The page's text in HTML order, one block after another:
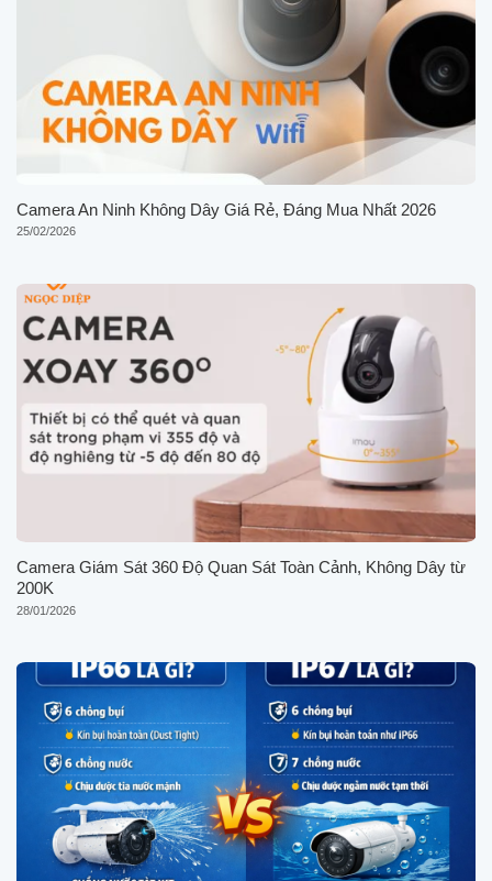
Camera An Ninh Không Dây Giá Rẻ, Đáng Mua Nhất 2026
25/02/2026
Camera Giám Sát 360 Độ Quan Sát Toàn Cảnh, Không Dây từ
200K
28/01/2026